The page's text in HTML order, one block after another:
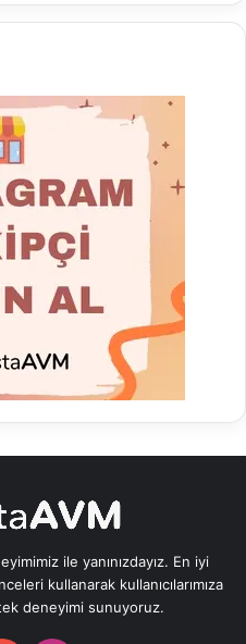
ile yanınızdayız. En iyi
kullanarak kullanıcılarımıza
deneyimi sunuyoruz.